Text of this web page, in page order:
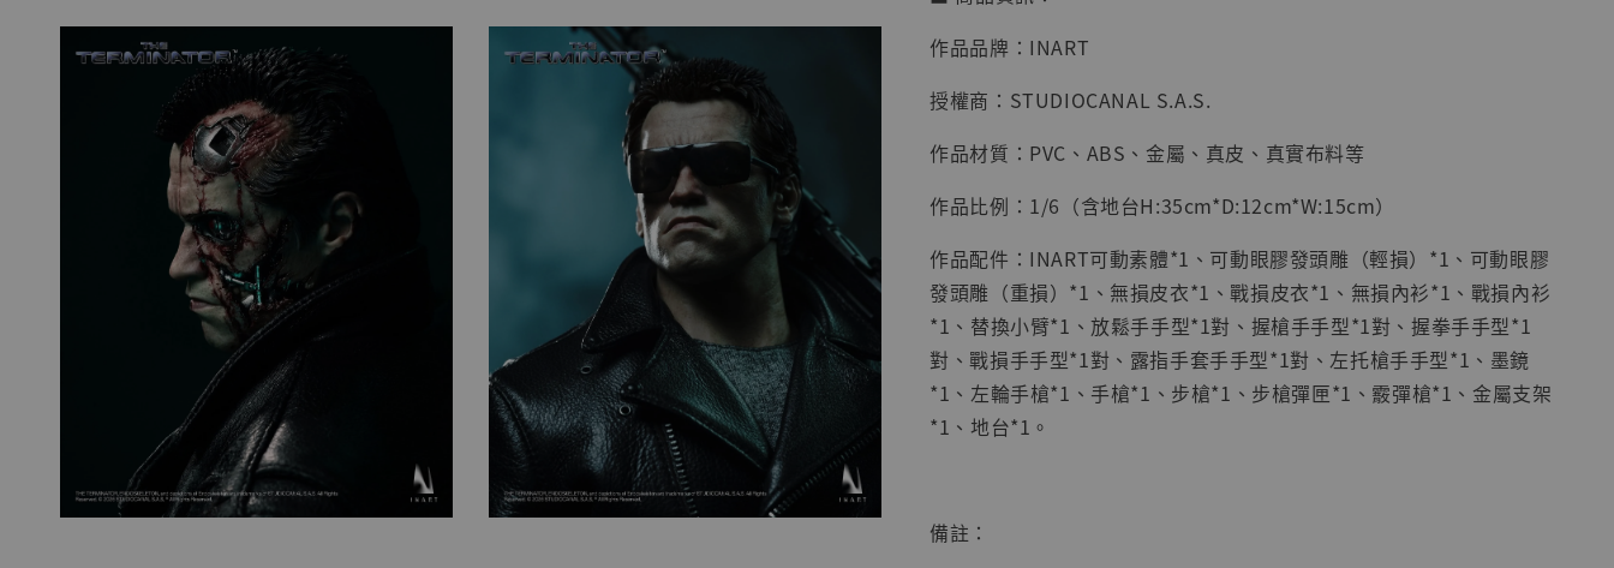
【店內現貨】海賊王
系列蒐藏雕像 布魯
克達摩 [7STARS
Studio]
NT$ 1,500
NT$ 1,870
作品品牌：INART
授權商：STUDIOCANAL S.A.S.
作品材質：PVC、ABS、金屬、真皮、真實布料等
作品比例：1/6（含地台H:35cm*D:12cm*W:15cm）
作品配件：INART可動素體*1、可動眼膠發頭雕（輕損）*1、可動眼膠
發頭雕（重損）*1、無損皮衣*1、戰損皮衣*1、無損內衫*1、戰損內衫
*1、替換小臂*1、放鬆手手型*1對、握槍手手型*1對、握拳手手型*1
對、戰損手手型*1對、露指手套手手型*1對、左托槍手手型*1、墨鏡
*1、左輪手槍*1、手槍*1、步槍*1、步槍彈匣*1、霰彈槍*1、金屬支架
*1、地台*1。
備註：